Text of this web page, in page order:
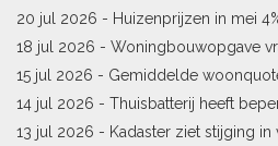
Limburg en Pekela
20 jul 2026 - Huizenprijzen in mei
woningverkopen
18 jul 2026 - Woningbouwopgave
vergunningen
15 jul 2026 - Gemiddelde
14 jul 2026 - Thuisbatterij heeft
energielabel
13 jul 2026 - Kadaster ziet stijging in